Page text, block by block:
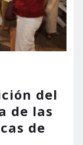
del
de las
de